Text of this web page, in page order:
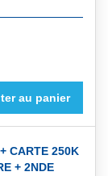
au panier
CARTE 250K
+ 2NDE